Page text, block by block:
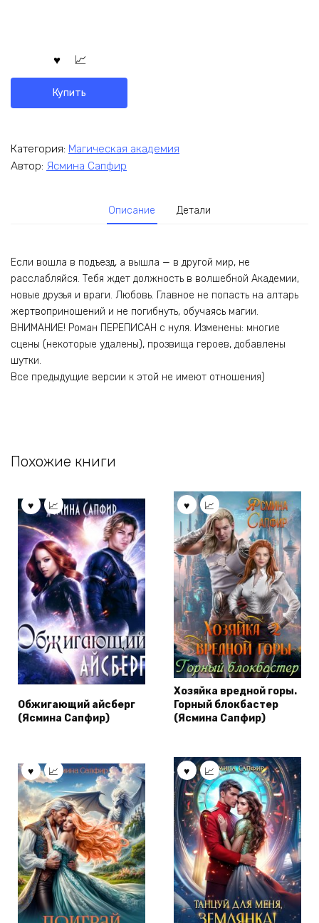
Купить
Категория: Магическая академия
Автор: Ясмина Сапфир
Описание Детали
Если вошла в подъезд, а вышла — в другой мир, не
расслабляйся. Тебя ждет должность в волшебной Академии,
новые друзья и враги. Любовь. Главное не попасть на алтарь
жертвоприношений и не погибнуть, обучаясь магии.
ВНИМАНИЕ! Роман ПЕРЕПИСАН с нуля. Изменены: многие
сцены (некоторые удалены), прозвища героев, добавлены
шутки.
Все предыдущие версии к этой не имеют отношения)
Похожие книги
Обжигающий айсберг
(Ясмина Сапфир)
Хозяйка вредной горы.
Горный блокбастер
(Ясмина Сапфир)